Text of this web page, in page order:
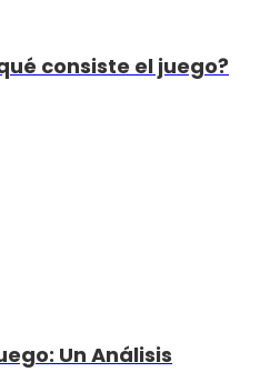
consiste el juego?
Un Análisis